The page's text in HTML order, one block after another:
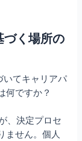
づく場所の
いてキャリアパ
何ですか？
、決定プロセ
ません。個人